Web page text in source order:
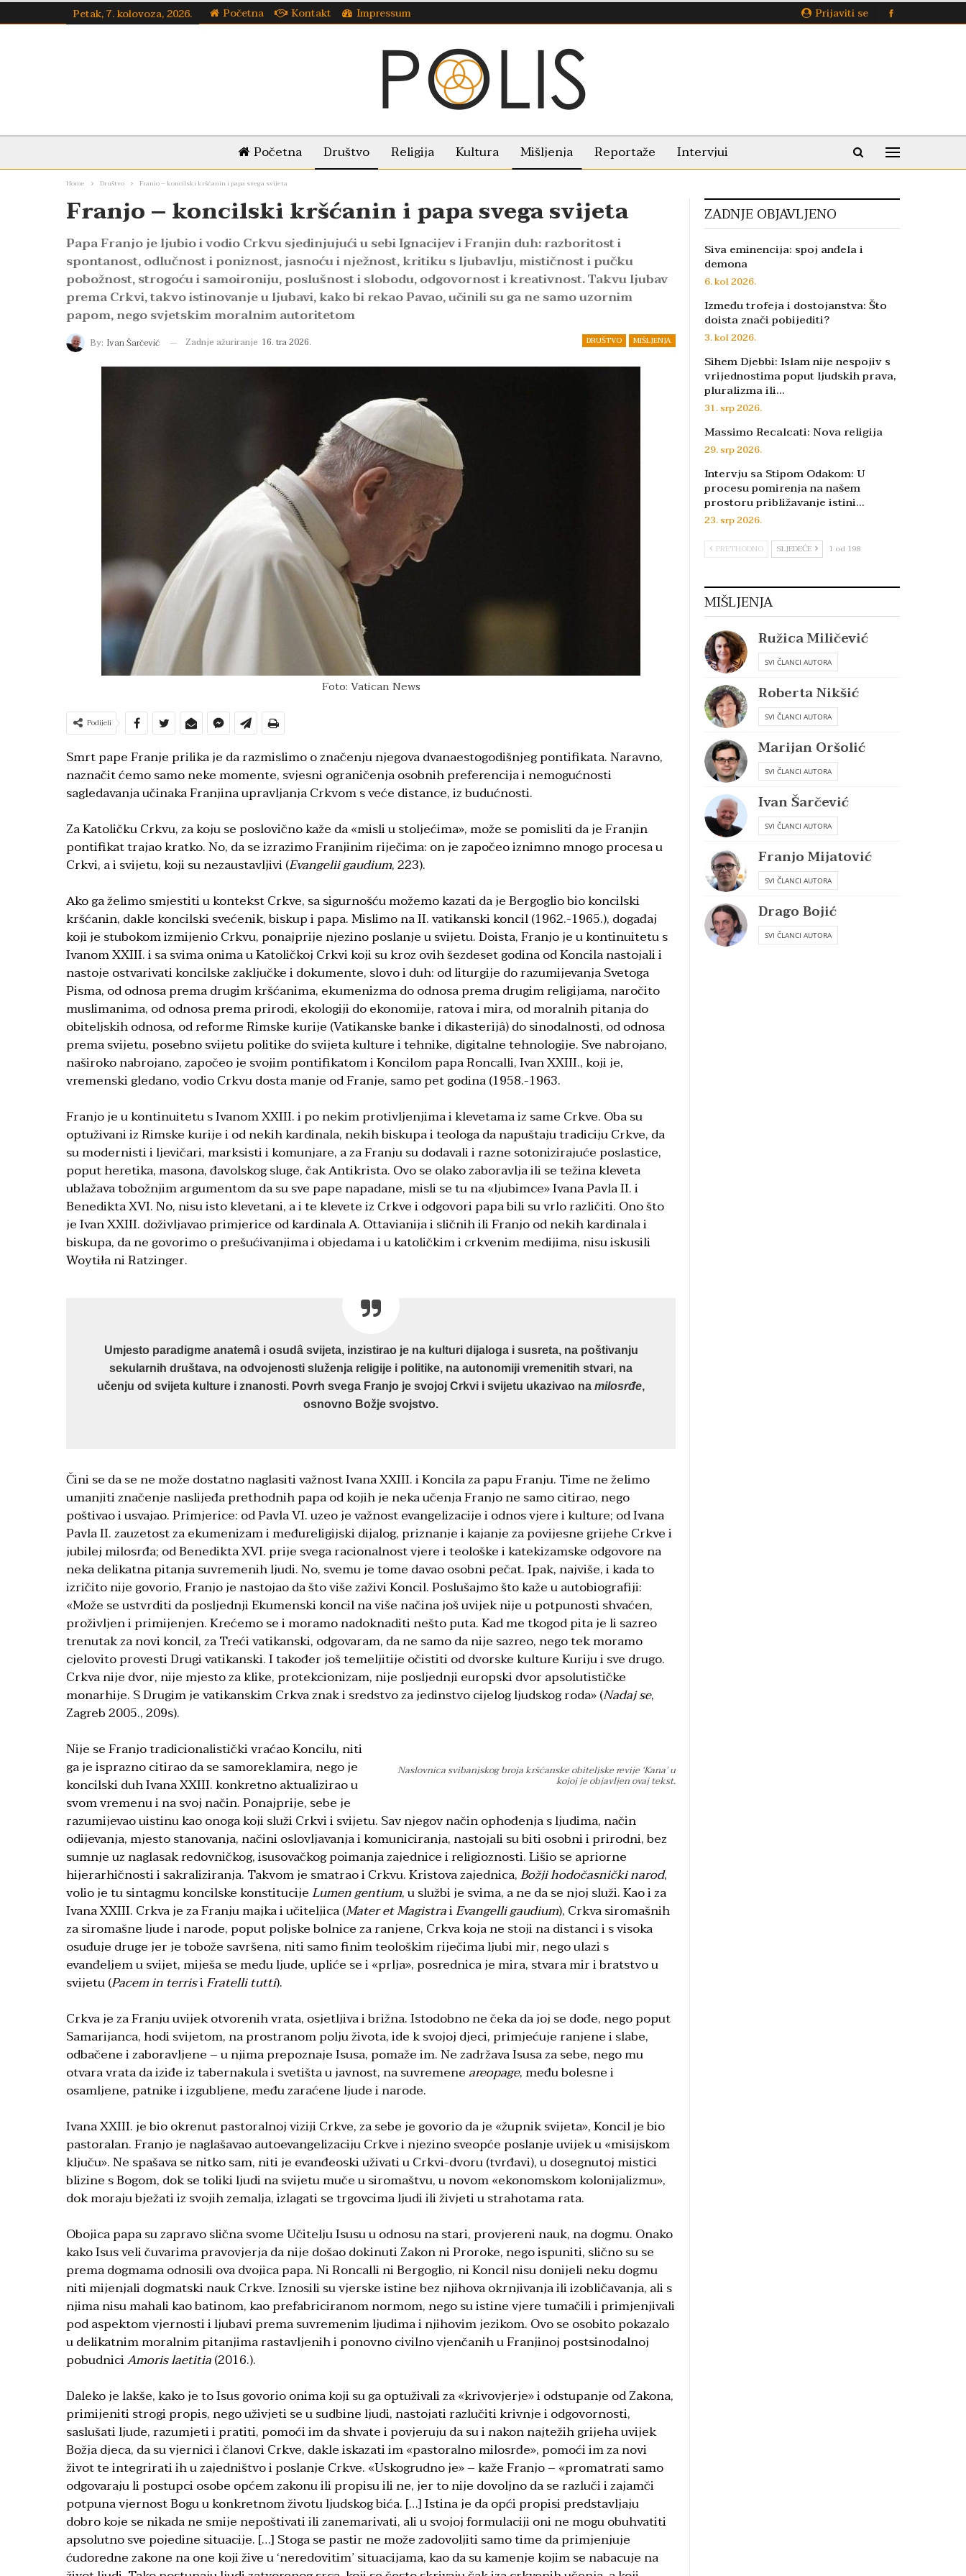
Prijaviti se
Petak, 7. kolovoza, 2026. Početna Kontakt Impressum
Početna Društvo Religija Kultura Mišljenja Reportaže Intervjui
Home Društvo Franjo – koncilski kršćanin i papa svega svijeta
Franjo – koncilski kršćanin i papa svega svijeta
Papa Franjo je ljubio i vodio Crkvu sjedinjujući u sebi Ignacijev i Franjin duh: razboritost i
spontanost, odlučnost i poniznost, jasnoću i nježnost, kritiku s ljubavlju, mističnost i pučku
pobožnost, strogoću i samoironiju, poslušnost i slobodu, odgovornost i kreativnost. Takvu ljubav
prema Crkvi, takvo istinovanje u ljubavi, kako bi rekao Pavao, učinili su ga ne samo uzornim
papom, nego svjetskim moralnim autoritetom
DRUŠTVO MIŠLJENJA
By: Ivan Šarčević Zadnje ažuriranje 16. tra 2026.
Foto: Vatican News
Podijeli
Smrt pape Franje prilika je da razmislimo o značenju njegova dvanaestogodišnjeg pontifikata. Naravno,
naznačit ćemo samo neke momente, svjesni ograničenja osobnih preferencija i nemogućnosti
sagledavanja učinaka Franjina upravljanja Crkvom s veće distance, iz budućnosti.
Za Katoličku Crkvu, za koju se poslovično kaže da «misli u stoljećima», može se pomisliti da je Franjin
pontifikat trajao kratko. No, da se izrazimo Franjinim riječima: on je započeo iznimno mnogo procesa u
Crkvi, a i svijetu, koji su nezaustavljivi (Evangelii gaudium, 223).
Ako ga želimo smjestiti u kontekst Crkve, sa sigurnošću možemo kazati da je Bergoglio bio koncilski
kršćanin, dakle koncilski svećenik, biskup i papa. Mislimo na II. vatikanski koncil (1962.-1965.), događaj
koji je stubokom izmijenio Crkvu, ponajprije njezino poslanje u svijetu. Doista, Franjo je u kontinuitetu s
Ivanom XXIII. i sa svima onima u Katoličkoj Crkvi koji su kroz ovih šezdeset godina od Koncila nastojali i
nastoje ostvarivati koncilske zaključke i dokumente, slovo i duh: od liturgije do razumijevanja Svetoga
Pisma, od odnosa prema drugim kršćanima, ekumenizma do odnosa prema drugim religijama, naročito
muslimanima, od odnosa prema prirodi, ekologiji do ekonomije, ratova i mira, od moralnih pitanja do
obiteljskih odnosa, od reforme Rimske kurije (Vatikanske banke i dikasterijâ) do sinodalnosti, od odnosa
prema svijetu, posebno svijetu politike do svijeta kulture i tehnike, digitalne tehnologije. Sve nabrojano,
naširoko nabrojano, započeo je svojim pontifikatom i Koncilom papa Roncalli, Ivan XXIII., koji je,
vremenski gledano, vodio Crkvu dosta manje od Franje, samo pet godina (1958.-1963.
Franjo je u kontinuitetu s Ivanom XXIII. i po nekim protivljenjima i klevetama iz same Crkve. Oba su
optuživani iz Rimske kurije i od nekih kardinala, nekih biskupa i teologa da napuštaju tradiciju Crkve, da
su modernisti i ljevičari, marksisti i komunjare, a za Franju su dodavali i razne sotonizirajuće poslastice,
poput heretika, masona, đavolskog sluge, čak Antikrista. Ovo se olako zaboravlja ili se težina kleveta
ublažava tobožnjim argumentom da su sve pape napadane, misli se tu na «ljubimce» Ivana Pavla II. i
Benedikta XVI. No, nisu isto klevetani, a i te klevete iz Crkve i odgovori papa bili su vrlo različiti. Ono što
je Ivan XXIII. doživljavao primjerice od kardinala A. Ottavianija i sličnih ili Franjo od nekih kardinala i
biskupa, da ne govorimo o prešućivanjima i objedama i u katoličkim i crkvenim medijima, nisu iskusili
Woytiła ni Ratzinger.
Umjesto paradigme anatemâ i osudâ svijeta, inzistirao je na kulturi dijaloga i susreta, na poštivanju
sekularnih društava, na odvojenosti služenja religije i politike, na autonomiji vremenitih stvari, na
učenju od svijeta kulture i znanosti. Povrh svega Franjo je svojoj Crkvi i svijetu ukazivao na milosrđe,
osnovno Božje svojstvo.
Čini se da se ne može dostatno naglasiti važnost Ivana XXIII. i Koncila za papu Franju. Time ne želimo
umanjiti značenje naslijeđa prethodnih papa od kojih je neka učenja Franjo ne samo citirao, nego
poštivao i usvajao. Primjerice: od Pavla VI. uzeo je važnost evangelizacije i odnos vjere i kulture; od Ivana
Pavla II. zauzetost za ekumenizam i međureligijski dijalog, priznanje i kajanje za povijesne grijehe Crkve i
jubilej milosrđa; od Benedikta XVI. prije svega racionalnost vjere i teološke i katekizamske odgovore na
neka delikatna pitanja suvremenih ljudi. No, svemu je tome davao osobni pečat. Ipak, najviše, i kada to
izričito nije govorio, Franjo je nastojao da što više zaživi Koncil. Poslušajmo što kaže u autobiografiji:
«Može se ustvrditi da posljednji Ekumenski koncil na više načina još uvijek nije u potpunosti shvaćen,
proživljen i primijenjen. Krećemo se i moramo nadoknaditi nešto puta. Kad me tkogod pita je li sazreo
trenutak za novi koncil, za Treći vatikanski, odgovaram, da ne samo da nije sazreo, nego tek moramo
cjelovito provesti Drugi vatikanski. I također još temeljitije očistiti od dvorske kulture Kuriju i sve drugo.
Crkva nije dvor, nije mjesto za klike, protekcionizam, nije posljednji europski dvor apsolutističke
monarhije. S Drugim je vatikanskim Crkva znak i sredstvo za jedinstvo cijelog ljudskog roda» (Nadaj se,
Zagreb 2005., 209s).
Naslovnica svibanjskog broja kršćanske obiteljske revije ‘Kana’ u
kojoj je objavljen ovaj tekst.
Nije se Franjo tradicionalistički vraćao Koncilu, niti
ga je isprazno citirao da se samoreklamira, nego je
koncilski duh Ivana XXIII. konkretno aktualizirao u
svom vremenu i na svoj način. Ponajprije, sebe je
razumijevao uistinu kao onoga koji služi Crkvi i svijetu. Sav njegov način ophođenja s ljudima, način
odijevanja, mjesto stanovanja, načini oslovljavanja i komuniciranja, nastojali su biti osobni i prirodni, bez
sumnje uz naglasak redovničkog, isusovačkog poimanja zajednice i religioznosti. Lišio se apriorne
hijerarhičnosti i sakraliziranja. Takvom je smatrao i Crkvu. Kristova zajednica,Božji hodočasnički narod,
volio je tu sintagmu koncilske konstitucijeLumen gentium, u službi je svima, a ne da se njoj služi. Kao i za
Ivana XXIII. Crkva je za Franju majka i učiteljica (Mater et MagistraiEvangelli gaudium), Crkva siromašnih
za siromašne ljude i narode, poput poljske bolnice za ranjene, Crkva koja ne stoji na distanci i s visoka
osuđuje druge jer je tobože savršena, niti samo finim teološkim riječima ljubi mir, nego ulazi s
evanđeljem u svijet, miješa se među ljude, upliće se i «prlja», posrednica je mira, stvara mir i bratstvo u
svijetu (Pacem in terrisiFratelli tutti).
Crkva je za Franju uvijek otvorenih vrata, osjetljiva i brižna. Istodobno ne čeka da joj se dođe, nego poput
Samarijanca, hodi svijetom, na prostranom polju života, ide k svojoj djeci, primjećuje ranjene i slabe,
odbačene i zaboravljene – u njima prepoznaje Isusa, pomaže im. Ne zadržava Isusa za sebe, nego mu
otvara vrata da iziđe iz tabernakula i svetišta u javnost, na suvremene areopage, među bolesne i
osamljene, patnike i izgubljene, među zaraćene ljude i narode.
Ivana XXIII. je bio okrenut pastoralnoj viziji Crkve, za sebe je govorio da je «župnik svijeta», Koncil je bio
pastoralan. Franjo je naglašavao autoevangelizaciju Crkve i njezino sveopće poslanje uvijek u «misijskom
ključu». Ne spašava se nitko sam, niti je evanđeoski uživati u Crkvi-dvoru (tvrđavi), u dosegnutoj mistici
blizine s Bogom, dok se toliki ljudi na svijetu muče u siromaštvu, u novom «ekonomskom kolonijalizmu»,
dok moraju bježati iz svojih zemalja, izlagati se trgovcima ljudi ili živjeti u strahotama rata.
Obojica papa su zapravo slična svome Učitelju Isusu u odnosu na stari, provjereni nauk, na dogmu. Onako
kako Isus veli čuvarima pravovjerja da nije došao dokinuti Zakon ni Proroke, nego ispuniti, slično su se
prema dogmama odnosili ova dvojica papa. Ni Roncalli ni Bergoglio, ni Koncil nisu donijeli neku dogmu
niti mijenjali dogmatski nauk Crkve. Iznosili su vjerske istine bez njihova okrnjivanja ili izobličavanja, ali s
njima nisu mahali kao batinom, kao prefabriciranom normom, nego su istine vjere tumačili i primjenjivali
pod aspektom vjernosti i ljubavi prema suvremenim ljudima i njihovim jezikom. Ovo se osobito pokazalo
u delikatnim moralnim pitanjima rastavljenih i ponovno civilno vjenčanih u Franjinoj postsinodalnoj
pobudniciAmoris laetitia(2016.).
Daleko je lakše, kako je to Isus govorio onima koji su ga optuživali za «krivovjerje» i odstupanje od Zakona,
primijeniti strogi propis, nego uživjeti se u sudbine ljudi, nastojati razlučiti krivnje i odgovornosti,
saslušati ljude, razumjeti i pratiti, pomoći im da shvate i povjeruju da su i nakon najtežih grijeha uvijek
Božja djeca, da su vjernici i članovi Crkve, dakle iskazati im «pastoralno milosrđe», pomoći im za novi
život te integrirati ih u zajedništvo i poslanje Crkve. «Uskogrudno je» – kaže Franjo – «promatrati samo
odgovaraju li postupci osobe općem zakonu ili propisu ili ne, jer to nije dovoljno da se razluči i zajamči
potpuna vjernost Bogu u konkretnom životu ljudskog bića. […] Istina je da opći propisi predstavljaju
dobro koje se nikada ne smije nepoštivati ili zanemarivati, ali u svojoj formulaciji oni ne mogu obuhvatiti
apsolutno sve pojedine situacije. […] Stoga se pastir ne može zadovoljiti samo time da primjenjuje
ćudoredne zakone na one koji žive u ‘neredovitim’ situacijama, kao da su kamenje kojim se nabacuje na
ZADNJE OBJAVLJENO
Siva eminencija: spoj anđela i
demona
6. kol 2026.
Između trofeja i dostojanstva: Što
doista znači pobijediti?
3. kol 2026.
Sihem Djebbi: Islam nije nespojiv s
vrijednostima poput ljudskih prava,
pluralizma ili…
31. srp 2026.
Massimo Recalcati: Nova religija
29. srp 2026.
Intervju sa Stipom Odakom: U
procesu pomirenja na našem
prostoru približavanje istini…
23. srp 2026.
PRETHODNO SLJEDEĆE 1 od 198
MIŠLJENJA
Ružica Miličević
SVI ČLANCI AUTORA
Roberta Nikšić
SVI ČLANCI AUTORA
Marijan Oršolić
SVI ČLANCI AUTORA
Ivan Šarčević
SVI ČLANCI AUTORA
Franjo Mijatović
SVI ČLANCI AUTORA
Drago Bojić
SVI ČLANCI AUTORA